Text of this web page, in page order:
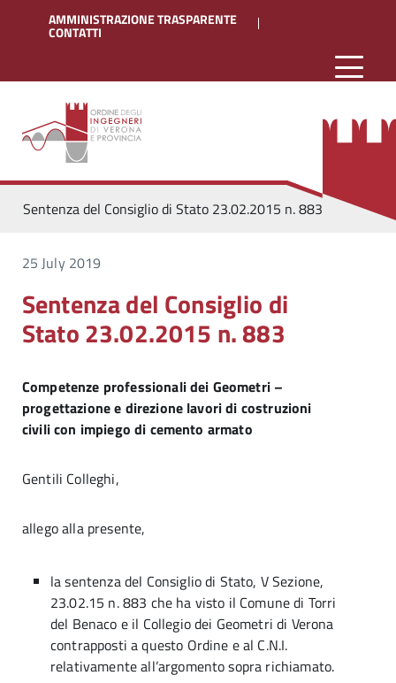
AMMINISTRAZIONE TRASPARENTE
CONTATTI
Sentenza del Consiglio di Stato 23.02.2015 n. 883
25 July 2019
Sentenza del Consiglio di
Stato 23.02.2015 n. 883
Competenze professionali dei Geometri –
progettazione e direzione lavori di costruzioni
civili con impiego di cemento armato
Gentili Colleghi,
allego alla presente,
la sentenza del Consiglio di Stato, V Sezione,
23.02.15 n. 883 che ha visto il Comune di Torri
del Benaco e il Collegio dei Geometri di Verona
contrapposti a questo Ordine e al C.N.I.
relativamente all’argomento sopra richiamato.